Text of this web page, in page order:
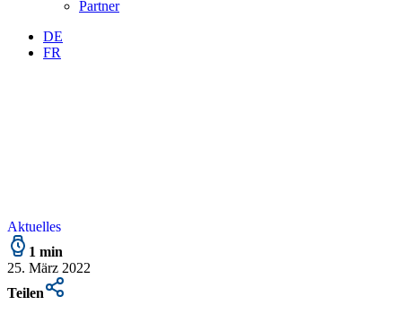
Partner
DE
FR
Aktuelles
1 min
25. März 2022
Teilen